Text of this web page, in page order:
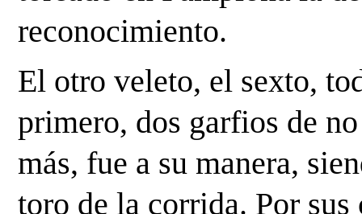
reconocimiento.
El otro veleto, el sexto,
primero, dos garfios de
más, fue a su manera,
toro de la corrida. Por sus